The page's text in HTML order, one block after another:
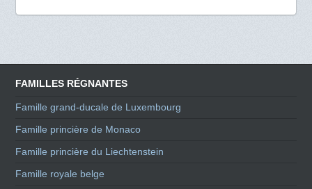
FAMILLES RÉGNANTES
Famille grand-ducale de Luxembourg
Famille princière de Monaco
Famille princière du Liechtenstein
Famille royale belge